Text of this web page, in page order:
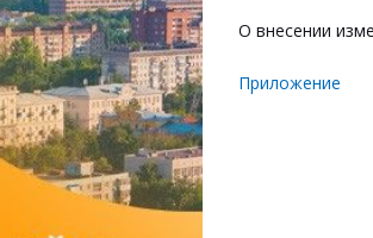
О внесении
Приложение